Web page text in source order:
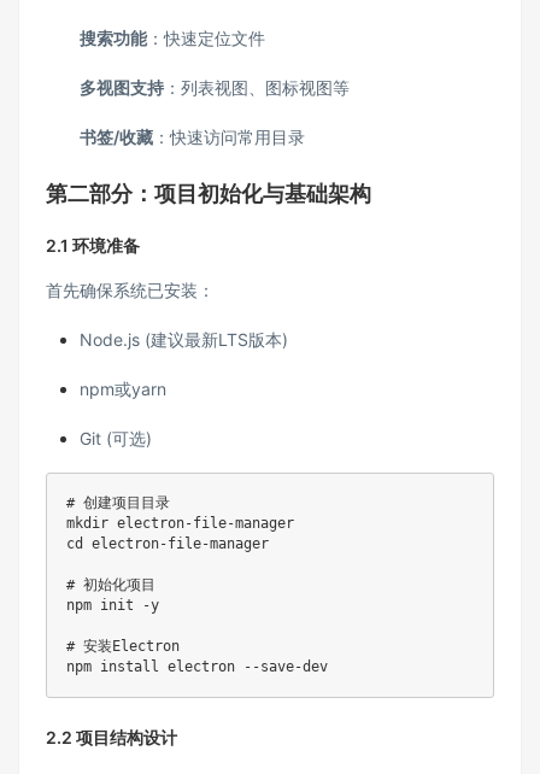
搜索功能：快速定位文件
多视图支持 ：列表视图、图标视图等
书签/收藏 ：快速访问常用目录
第二部分：项目初始化与基础架构
2.1 环境准备
首先确保系统已安装：
Node.js (建议最新LTS版本)
npm或yarn
Git (可选)
# 创建项目目录
mkdir electron-file-manager
cd electron-file-manager
# 初始化项目
npm init -y
# 安装Electron
npm install electron --save-dev
2.2 项目结构设计